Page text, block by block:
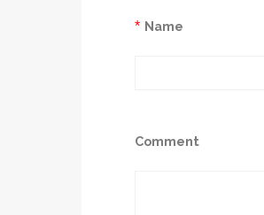
Name
*
Comment